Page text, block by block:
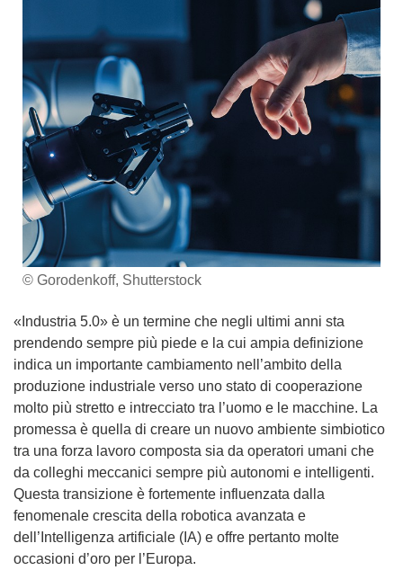
© Gorodenkoff, Shutterstock
«Industria 5.0» è un termine che negli ultimi anni sta
prendendo sempre più piede e la cui ampia definizione
indica un importante cambiamento nell’ambito della
produzione industriale verso uno stato di cooperazione
molto più stretto e intrecciato tra l’uomo e le macchine. La
promessa è quella di creare un nuovo ambiente simbiotico
tra una forza lavoro composta sia da operatori umani che
da colleghi meccanici sempre più autonomi e intelligenti.
Questa transizione è fortemente influenzata dalla
fenomenale crescita della robotica avanzata e
dell’Intelligenza artificiale (IA) e offre pertanto molte
occasioni d’oro per l’Europa.